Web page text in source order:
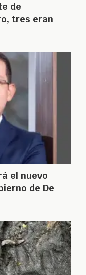
de
tres eran
el nuevo
de De